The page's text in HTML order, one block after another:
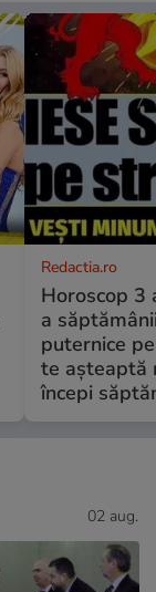
Redactia.ro
Horoscop 3
a
puternice
te așteaptă
începi
02 aug.